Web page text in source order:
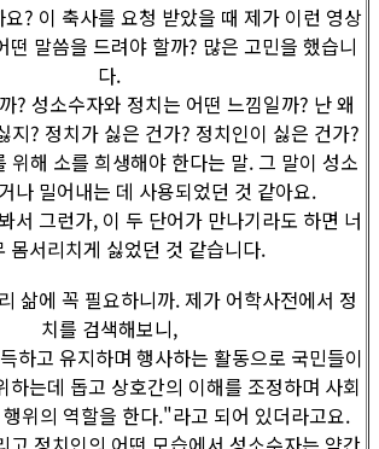
? 이 축사를 요청 받았을 때 제가 이런 영상
떤 말씀을 드려야 할까? 많은 고민을 했습니
다.
? 성소수자와 정치는 어떤 느낌일까? 난 왜
지? 정치가 싫은 건가? 정치인이 싫은 건가?
위해 소를 희생해야 한다는 말. 그 말이 성소
나 밀어내는 데 사용되었던 것 같아요.
서 그런가, 이 두 단어가 만나기라도 하면 너
몸서리치게 싫었던 것 같습니다.
삶에 꼭 필요하니까. 제가 어학사전에서 정
치를 검색해보니,
하고 유지하며 행사하는 활동으로 국민들이
하는데 돕고 상호간의 이해를 조정하며 사회
위의 역할을 한다."라고 되어 있더라고요.